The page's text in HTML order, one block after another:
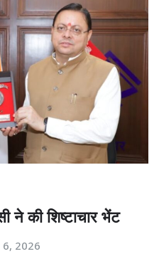
ने की शिष्टाचार भेंट
6, 2026